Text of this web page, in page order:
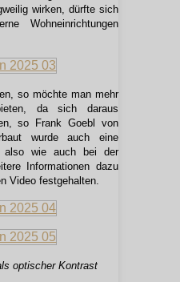
wirken, dürfte sich
Wohneinrichtungen
so möchte man mehr
da sich daraus
so Frank Goebl von
wurde auch eine
also wie auch bei der
Informationen dazu
Video festgehalten.
optischer Kontrast